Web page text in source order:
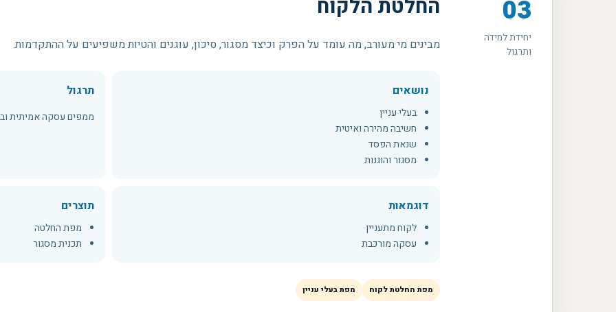
03
יחידת למידה
ותרגול
החלטת הלקוח
מבינים מי מעורב, מה עומד על הפרק וכיצד מסגור, סיכון, עוגנים והטיות משפיעים על ההתקדמות.
נושאים
בעלי עניין
חשיבה מהירה ואיטית
שנאת הפסד
מסגור והוגנות
תרגול
ממפים עסקה אמיתית
דוגמאות
לקוח מתעניין
עסקה מורכבת
תוצרים
מפת החלטה
תכנית מסגור
מפת החלטת לקוח מפת בעלי עניין